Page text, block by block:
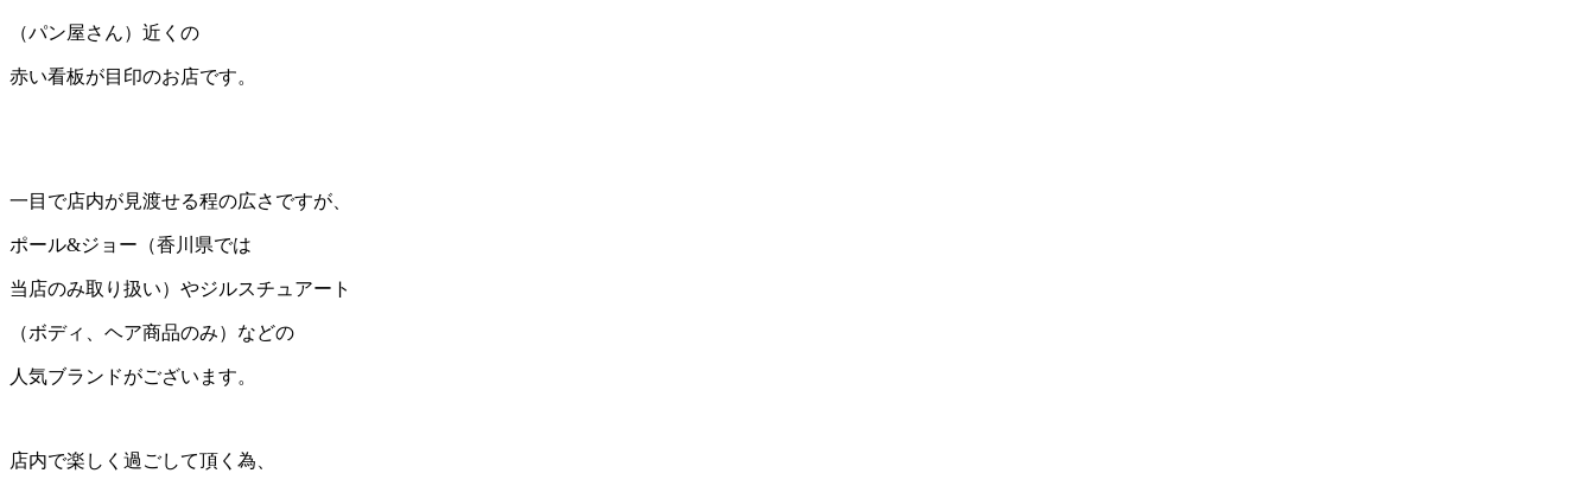
（パン屋さん）近くの
赤い看板が目印のお店です。
一目で店内が見渡せる程の広さですが、
ポール&ジョー（香川県では
当店のみ取り扱い）やジルスチュアート
（ボディ、ヘア商品のみ）などの
人気ブランドがございます。
店内で楽しく過ごして頂く為、